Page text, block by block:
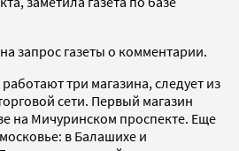
запрос газеты о комментарии.
три магазина, следует из
сети. Первый магазин
на Мичуринском проспекте. Еще
в Балашихе и